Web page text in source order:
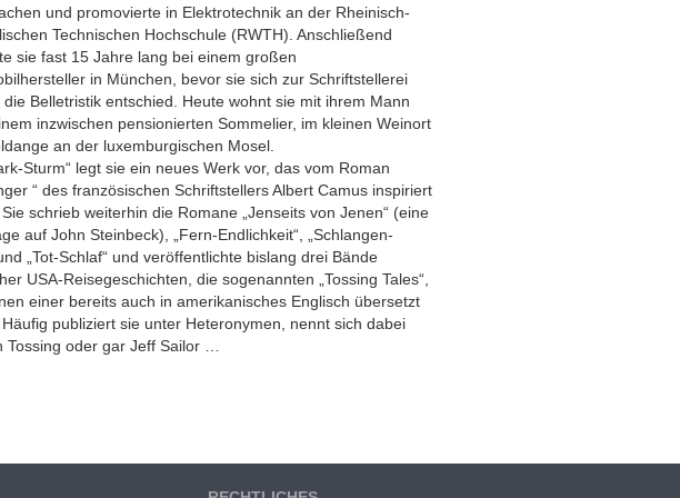
und promovierte in Elektrotechnik an der Rheinisch-
Technischen Hochschule (RWTH). Anschließend
sie fast 15 Jahre lang bei einem großen
in München, bevor sie sich zur Schriftstellerei
die Belletristik entschied. Heute wohnt sie mit ihrem Mann
inzwischen pensionierten Sommelier, im kleinen Weinort
an der luxemburgischen Mosel.
Sturm“ legt sie ein neues Werk vor, das vom Roman
“ des französischen Schriftstellers Albert Camus inspiriert
schrieb weiterhin die Romane „Jenseits von Jenen“ (eine
auf John Steinbeck), „Fern-Endlichkeit“, „Schlangen-
„Tot-Schlaf“ und veröffentlichte bislang drei Bände
USA-Reisegeschichten, die sogenannten „Tossing Tales“,
einer bereits auch in amerikanisches Englisch übersetzt
publiziert sie unter Heteronymen, nennt sich dabei
Tossing oder gar Jeff Sailor …